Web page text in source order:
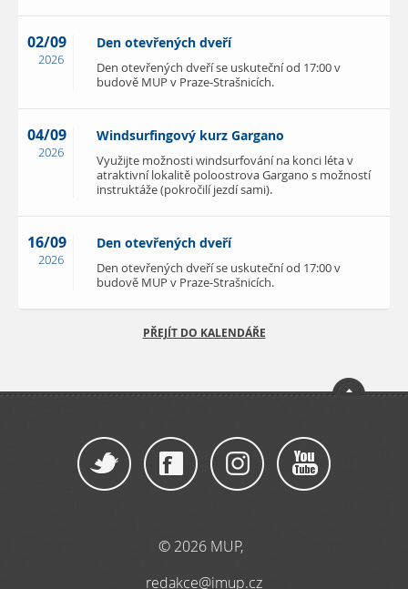
02/09
2026
Den otevřených dveří
Den otevřených dveří se uskuteční od 17:00 v
budově MUP v Praze-Strašnicích.
04/09
2026
Windsurfingový kurz Gargano
Využijte možnosti windsurfování na konci léta v
atraktivní lokalitě poloostrova Gargano s možností
instruktáže (pokročilí jezdí sami).
16/09
2026
Den otevřených dveří
Den otevřených dveří se uskuteční od 17:00 v
budově MUP v Praze-Strašnicích.
PŘEJÍT DO KALENDÁŘE
© 2026 MUP,
redakce@imup.cz